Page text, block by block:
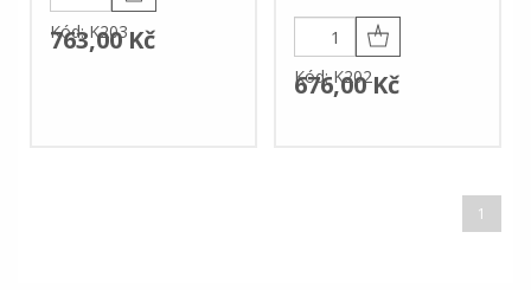
763,00 Kč
Kód: K203
676,00 Kč
Kód: K202
1